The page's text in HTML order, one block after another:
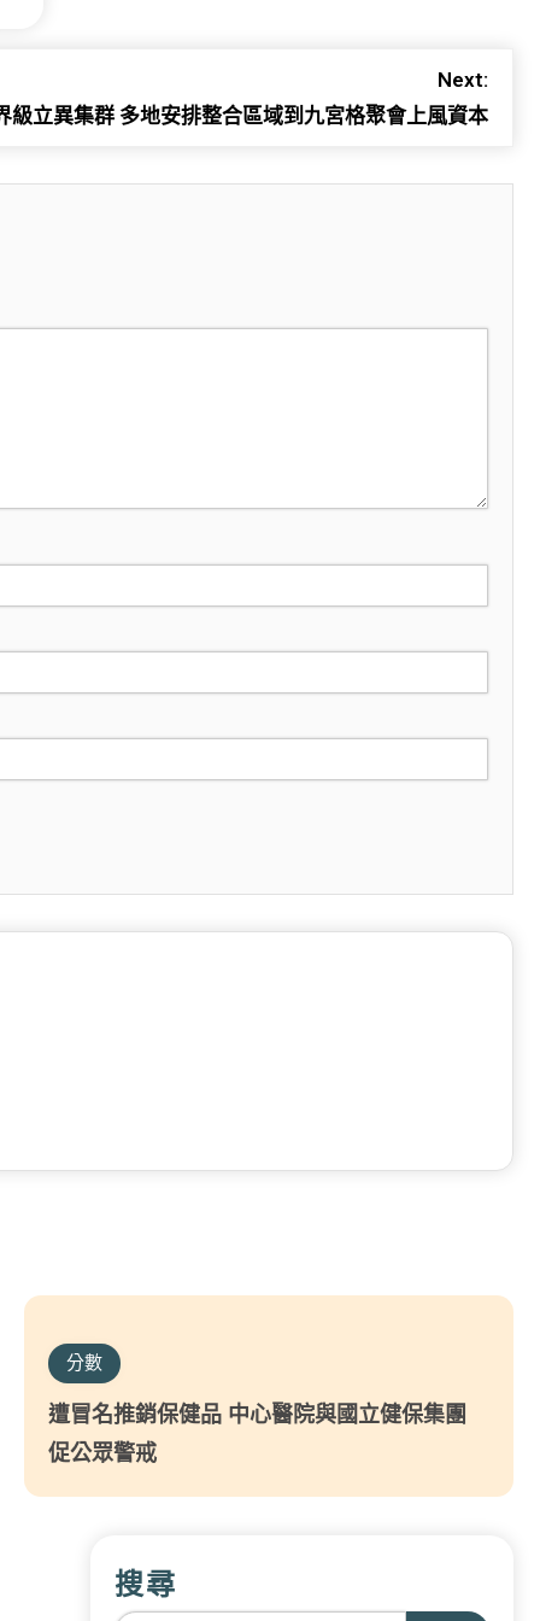
Next:
級立異集群 多地安排整合區域到九宮格聚會上風資本
分數
遭冒名推銷保健品 中心醫院與國立健保集團
促公眾警戒
搜尋